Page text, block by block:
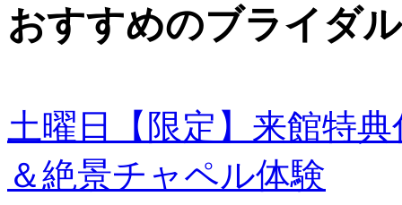
おすすめのブライダ
土曜日【限定】来館特
＆絶景チャペル体験